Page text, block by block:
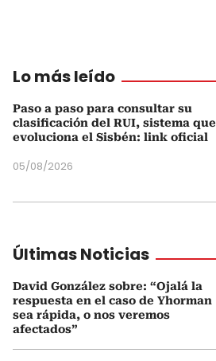
Lo más leído
Paso a paso para consultar su
clasificación del RUI, sistema que
evoluciona el Sisbén: link oficial
05/08/2026
Últimas Noticias
David González sobre: “Ojalá la
respuesta en el caso de Yhorman
sea rápida, o nos veremos
afectados”